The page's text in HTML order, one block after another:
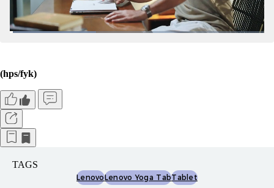
(hps/fyk)
TAGS
LenovoLenovo Yoga TabTablet